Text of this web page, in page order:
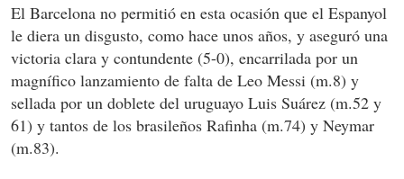
El Barcelona no permitió en esta ocasión que el Espanyol
le diera un disgusto, como hace unos años, y aseguró una
victoria clara y contundente (5-0), encarrilada por un
magnífico lanzamiento de falta de Leo Messi (m.8) y
sellada por un doblete del uruguayo Luis Suárez (m.52 y
61) y tantos de los brasileños Rafinha (m.74) y Neymar
(m.83).